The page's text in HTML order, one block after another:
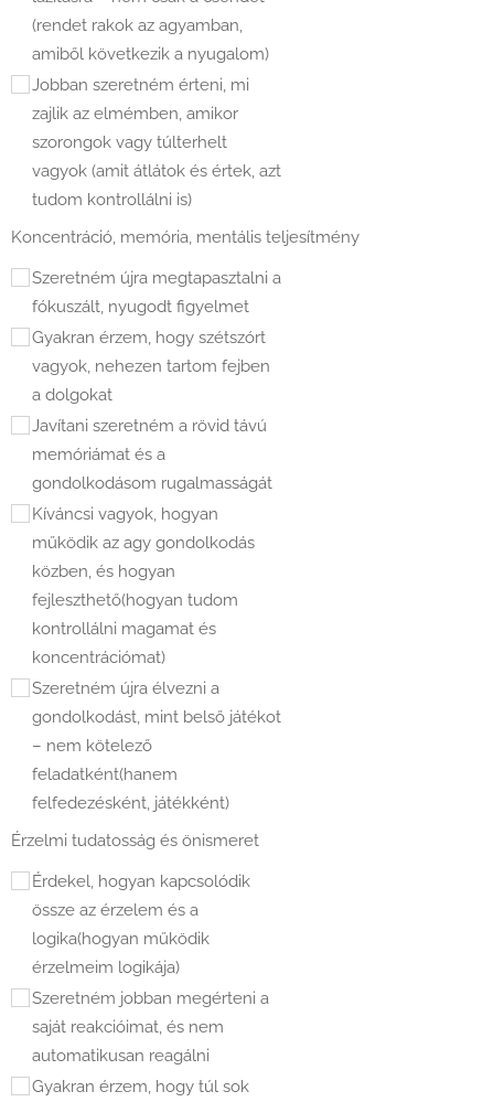
(rendet rakok az agyamban,
amiből következik a nyugalom)
Jobban szeretném érteni, mi
zajlik az elmémben, amikor
szorongok vagy túlterhelt
vagyok (amit átlátok és értek, azt
tudom kontrollálni is)
Koncentráció, memória, mentális teljesítmény
Szeretném újra megtapasztalni a
fókuszált, nyugodt figyelmet
Gyakran érzem, hogy szétszórt
vagyok, nehezen tartom fejben
a dolgokat
Javítani szeretném a rövid távú
memóriámat és a
gondolkodásom rugalmasságát
Kíváncsi vagyok, hogyan
működik az agy gondolkodás
közben, és hogyan
fejleszthető(hogyan tudom
kontrollálni magamat és
koncentrációmat)
Szeretném újra élvezni a
gondolkodást, mint belső játékot
– nem kötelező
feladatként(hanem
felfedezésként, játékként)
Érzelmi tudatosság és önismeret
Érdekel, hogyan kapcsolódik
össze az érzelem és a
logika(hogyan működik
érzelmeim logikája)
Szeretném jobban megérteni a
saját reakcióimat, és nem
automatikusan reagálni
Gyakran érzem, hogy túl sok